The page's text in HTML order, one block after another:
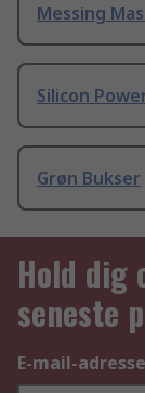
Messing
Silicon
Grøn Bukser
Hold dig
seneste
E-mail-adresse